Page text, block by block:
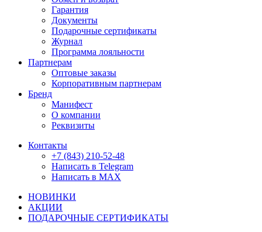
Гарантия
Документы
Подарочные сертификаты
Журнал
Программа лояльности
Партнерам
Оптовые заказы
Корпоративным партнерам
Бренд
Манифест
О компании
Реквизиты
Контакты
+7 (843) 210-52-48
Написать в Telegram
Написать в MAX
НОВИНКИ
АКЦИИ
ПОДАРОЧНЫЕ СЕРТИФИКАТЫ